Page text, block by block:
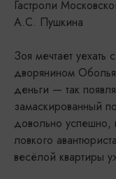
Гастроли
А.С. Пушкина
Зоя мечтает
дворянином
деньги — так
замаскированный
довольно успешно,
ловкого
весёлой квартиры